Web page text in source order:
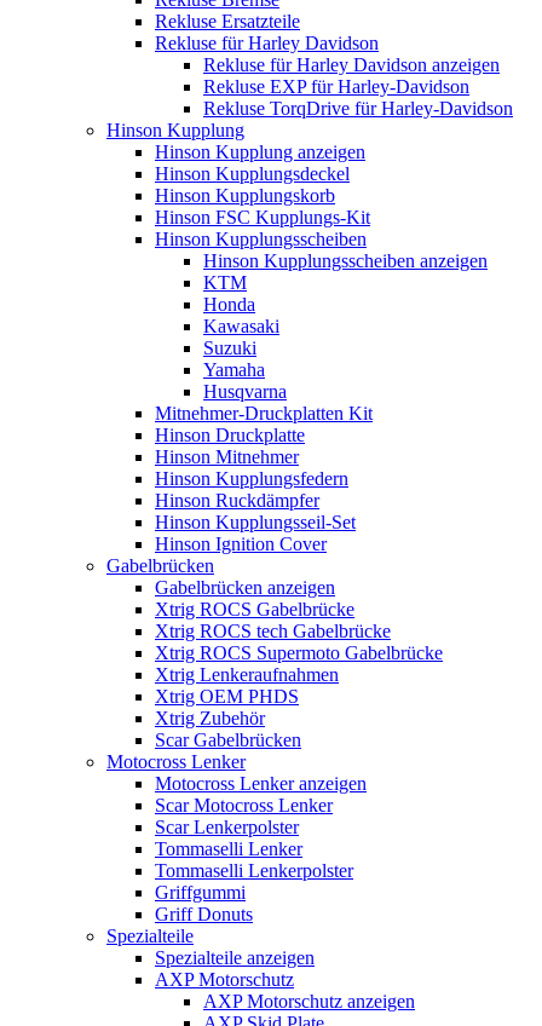
Rekluse Ersatzteile
Rekluse für Harley Davidson
Rekluse für Harley Davidson anzeigen
Rekluse EXP für Harley-Davidson
Rekluse TorqDrive für Harley-Davidson
Hinson Kupplung
Hinson Kupplung anzeigen
Hinson Kupplungsdeckel
Hinson Kupplungskorb
Hinson FSC Kupplungs-Kit
Hinson Kupplungsscheiben
Hinson Kupplungsscheiben anzeigen
KTM
Honda
Kawasaki
Suzuki
Yamaha
Husqvarna
Mitnehmer-Druckplatten Kit
Hinson Druckplatte
Hinson Mitnehmer
Hinson Kupplungsfedern
Hinson Ruckdämpfer
Hinson Kupplungsseil-Set
Hinson Ignition Cover
Gabelbrücken
Gabelbrücken anzeigen
Xtrig ROCS Gabelbrücke
Xtrig ROCS tech Gabelbrücke
Xtrig ROCS Supermoto Gabelbrücke
Xtrig Lenkeraufnahmen
Xtrig OEM PHDS
Xtrig Zubehör
Scar Gabelbrücken
Motocross Lenker
Motocross Lenker anzeigen
Scar Motocross Lenker
Scar Lenkerpolster
Tommaselli Lenker
Tommaselli Lenkerpolster
Griffgummi
Griff Donuts
Spezialteile
Spezialteile anzeigen
AXP Motorschutz
AXP Motorschutz anzeigen